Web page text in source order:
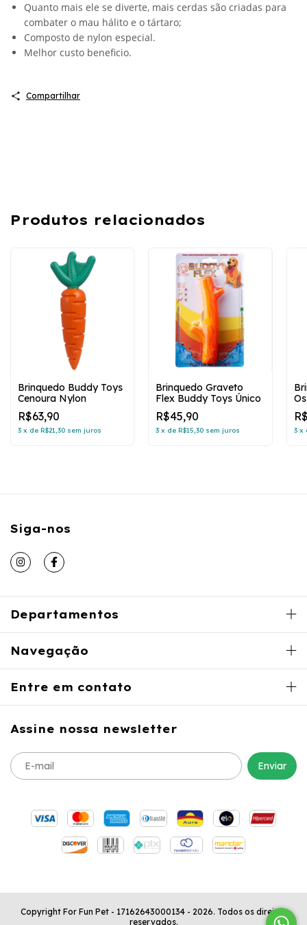
Quanto mais ele se diverte, mais cerdas são criadas para
combater o mau hálito e o tártaro;
Composto de nylon especial.
Melhor custo beneficio.
Compartilhar
Produtos relacionados
Brinquedo Buddy Toys
Cenoura Nylon
R$63,90
3 x de R$21,30 sem juros
Brinquedo Graveto
Flex Buddy Toys Único
R$45,90
3 x deR$15,30 sem juros 3 x
Siga-nos
Departamentos
Navegação
Entre em contato
Assine nossa newsletter
Copyright For Fun Pet - 17162643000134 - 2026. Todos os direitos
reservados.